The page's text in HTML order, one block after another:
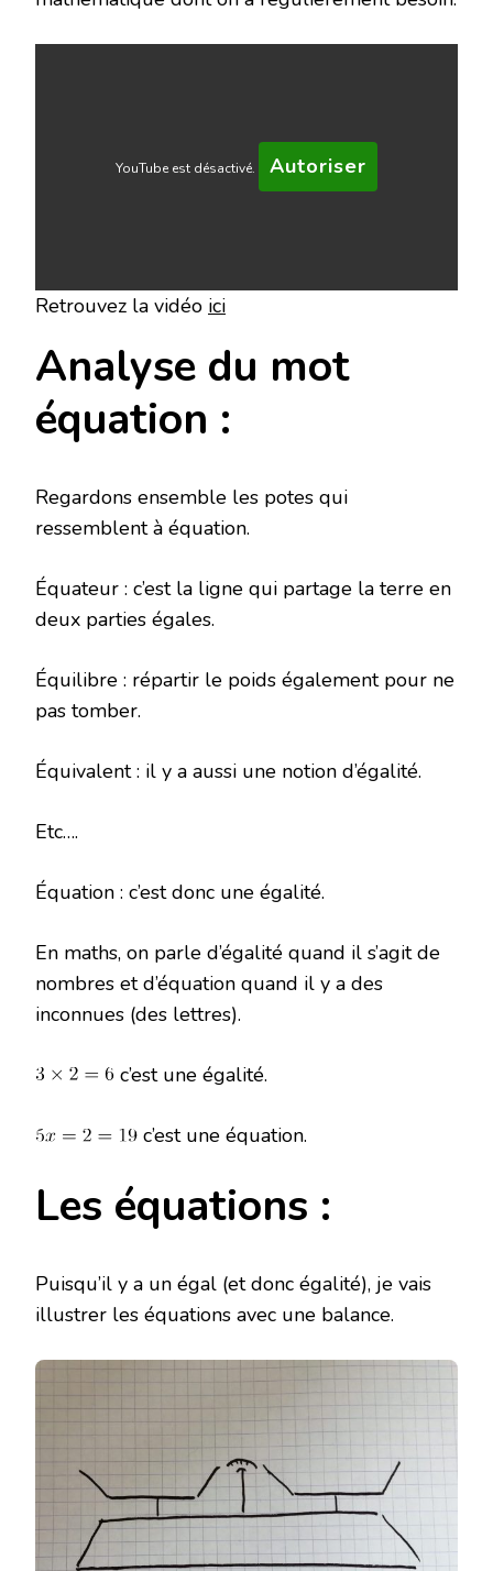
YouTube est désactivé. Autoriser
Retrouvez la vidéo ici
Analyse du mot
équation :
Regardons ensemble les potes qui
ressemblent à équation.
Équateur : c’est la ligne qui partage la terre en
deux parties égales.
Équilibre : répartir le poids également pour ne
pas tomber.
Équivalent : il y a aussi une notion d’égalité.
Etc….
Équation : c’est donc une égalité.
En maths, on parle d’égalité quand il s’agit de
nombres et d’équation quand il y a des
inconnues (des lettres).
c’est une égalité.
c’est une équation.
Les équations :
Puisqu’il y a un égal (et donc égalité), je vais
illustrer les équations avec une balance.